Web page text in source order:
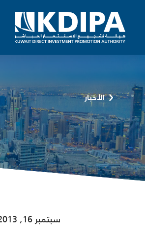
الأخبار
سبتمبر 16, 2013